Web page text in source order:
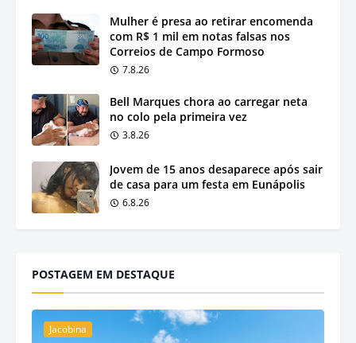
Mulher é presa ao retirar encomenda
com R$ 1 mil em notas falsas nos
Correios de Campo Formoso
7.8.26
Bell Marques chora ao carregar neta
no colo pela primeira vez
3.8.26
Jovem de 15 anos desaparece após sair
de casa para um festa em Eunápolis
6.8.26
POSTAGEM EM DESTAQUE
Jacobina